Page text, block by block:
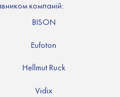
компаній:
BISON
Eufoton
Hellmut Ruck
Vidix